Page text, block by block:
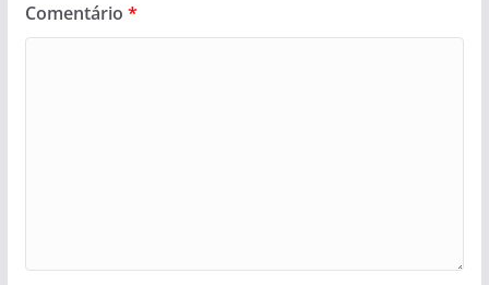
Comentário *